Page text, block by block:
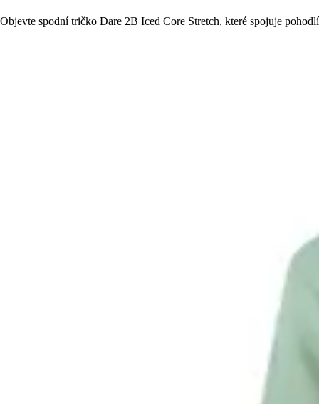
Objevte spodní tričko Dare 2B Iced Core Stretch, které spojuje